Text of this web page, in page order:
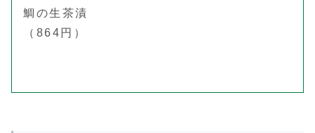
鯛の生茶漬
（864円）